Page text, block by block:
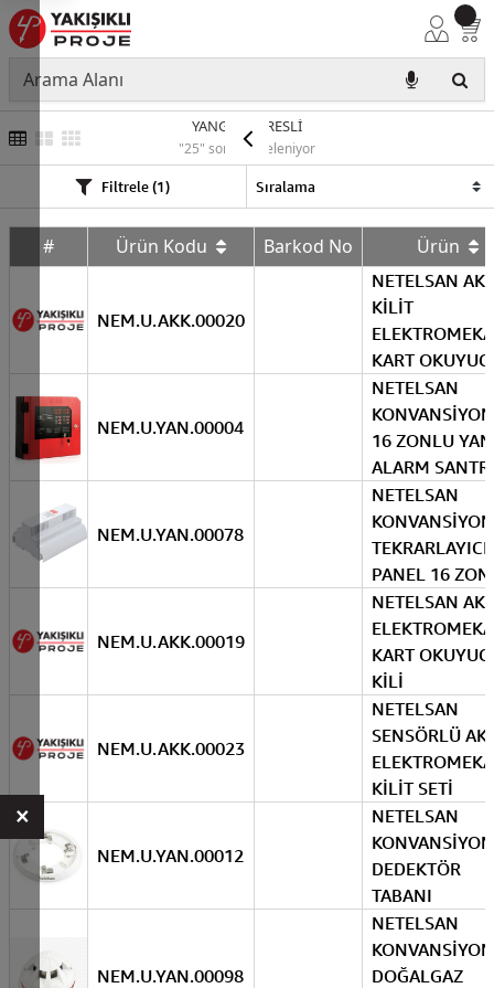
YANGIN ADRESLİ
"25" sonuç listeleniyor
Filtrele (1)
# Ürün Kodu Barkod No Ürün
NEM.U.AKK.00020
NETELSAN
KİLİT
KART
NEM.U.YAN.00004
NETELSAN
16 ZONLU
ALARM SANTR
NEM.U.YAN.00078
NETELSAN
TEKRARLAYICI
PANEL 16
NEM.U.AKK.00019
NETELSAN
KART
KİLİ
NEM.U.AKK.00023
NETELSAN
SENSÖRLÜ
KİLİT SETİ
NEM.U.YAN.00012
NETELSAN
DEDEKTÖR
TABANI
NEM.U.YAN.00098
NETELSAN
DOĞALGAZ
×